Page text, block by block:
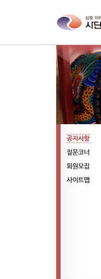
공지사항
질문코너
회원모집